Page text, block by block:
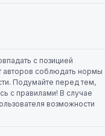
с позицией
авторов соблюдать нормы
Подумайте перед тем,
с правилами! В случае
возможности